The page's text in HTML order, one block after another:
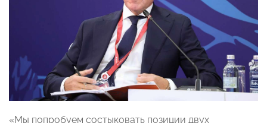
«Мы попробуем состыковать позиции двух